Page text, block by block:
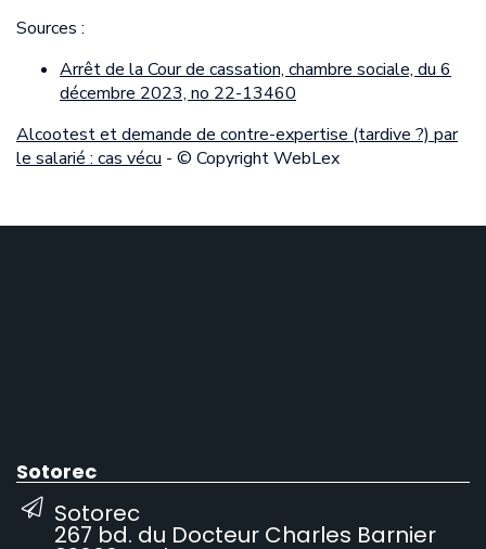
Sources :
Arrêt de la Cour de cassation, chambre sociale, du 6
décembre 2023, no 22-13460
Alcootest et demande de contre-expertise (tardive ?) par
le salarié : cas vécu - © Copyright WebLex
Sotorec
Sotorec
267 bd. du Docteur Charles Barnier